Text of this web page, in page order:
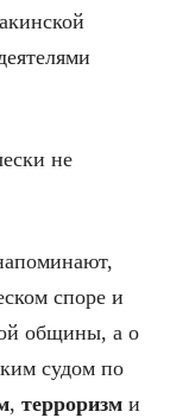
не
споре и
общины, а о
судом по
, терроризм и